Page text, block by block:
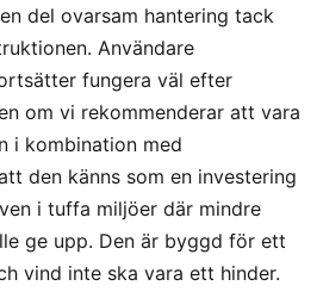
del ovarsam hantering tack
Användare
fungera väl efter
om vi rekommenderar att vara
i kombination med
den känns som en investering
i tuffa miljöer där mindre
ge upp. Den är byggd för ett
vind inte ska vara ett hinder.